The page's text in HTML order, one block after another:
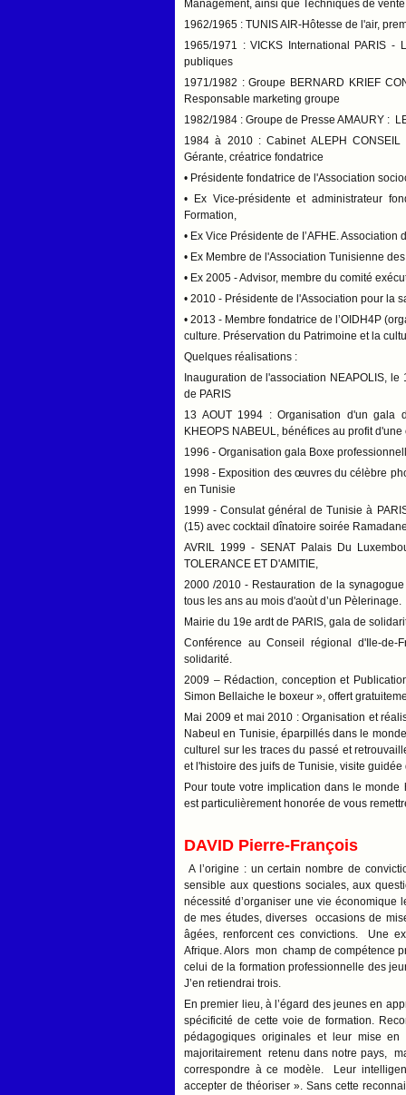
Management, ainsi que Techniques de
1962/1965 : TUNIS AIR-Hôtesse de l'air,
1965/1971 : VICKS International PARIS -
publiques
1971/1982 : Groupe BERNARD KRIEF
Responsable marketing groupe
1982/1984 : Groupe de Presse AMAURY :
1984 à 2010 : Cabinet ALEPH
Gérante, créatrice fondatrice
• Présidente fondatrice de l'Association
• Ex Vice-présidente et administrateur
Formation,
• Ex Vice Présidente de I’AFHE.
• Ex Membre de l'Association Tunisienne
• Ex 2005 - Advisor, membre du comité
• 2010 - Présidente de l'Association pour la
• 2013 - Membre fondatrice de l’OIDH4P
culture. Préservation du Patrimoine et la
Quelques réalisations :
Inauguration de l'association NEAPOLIS,
de PARIS
13 AOUT 1994 : Organisation d'un gala
KHEOPS NABEUL, bénéfices au profit
1996 - Organisation gala Boxe
1998 - Exposition des œuvres du célèbre
en Tunisie
1999 - Consulat général de Tunisie à
(15) avec cocktail dînatoire soirée
AVRIL 1999 - SENAT Palais Du
TOLERANCE ET D'AMITIE,
2000 /2010 - Restauration de la
tous les ans au mois d'aoùt d’un Pèlerinage.
Mairie du 19e ardt de PARIS, gala de
Conférence au Conseil régional d'Ile-
solidarité.
2009 – Rédaction, conception et
Simon Bellaiche le boxeur », offert
Mai 2009 et mai 2010 : Organisation et
Nabeul en Tunisie, éparpillés dans le
culturel sur les traces du passé et
et l'histoire des juifs de Tunisie, visite
Pour toute votre implication dans le
est particulièrement honorée de vous
DAVID Pierre-François
A l’origine : un certain nombre de
sensible aux questions sociales, aux
nécessité d’organiser une vie
de mes études, diverses occasions de
âgées, renforcent ces convictions. Une
Afrique. Alors mon champ de compétence
celui de la formation professionnelle des
J’en retiendrai trois.
En premier lieu, à l’égard des jeunes en
spécificité de cette voie de formation.
pédagogiques originales et leur mise
majoritairement retenu dans notre pays,
correspondre à ce modèle. Leur
accepter de théoriser ». Sans cette